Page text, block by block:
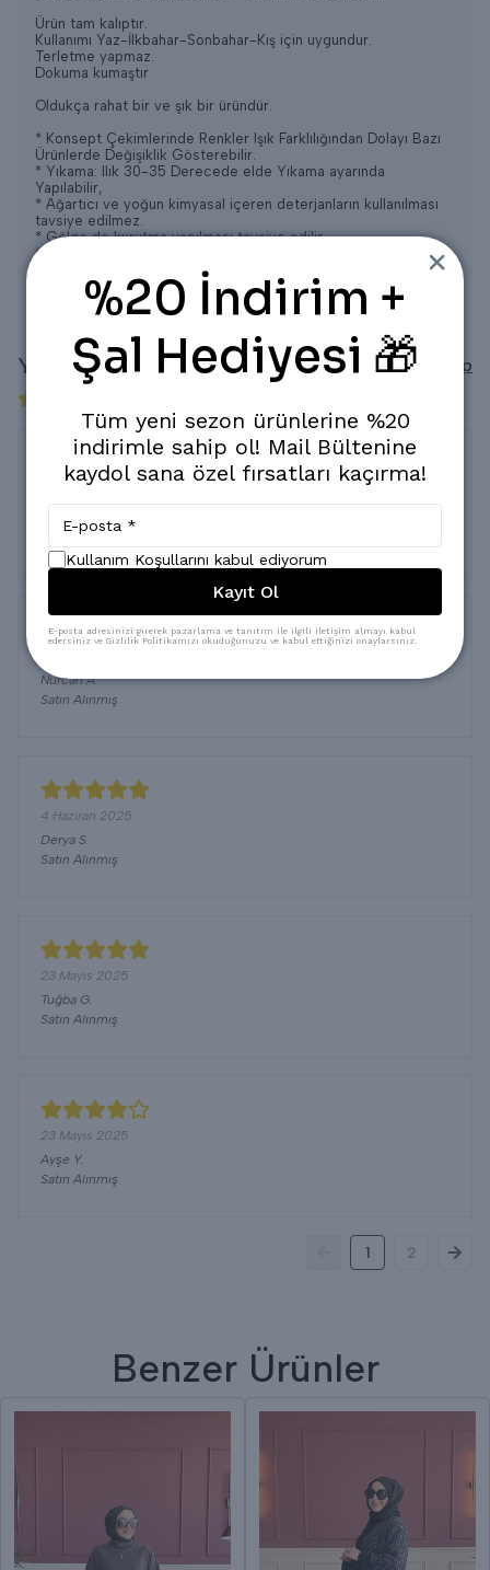
Ürün tam kalıptır.
Kullanımı Yaz-İlkbahar-Sonbahar-Kış için uygundur.
Terletme yapmaz.
Dokuma kumaştır
Oldukça rahat bir ve şık bir üründür.
* Konsept Çekimlerinde Renkler Işık Farklılığından Dolayı Bazı
Ürünlerde Değişiklik Gösterebilir.
* Yıkama: Ilık 30-35 Derecede elde Yıkama ayarında
Yapılabilir,
* Ağartıcı ve yoğun kimyasal içeren deterjanların kullanılması
tavsiye edilmez.
* Gölge de kurutma yapılması tavsiye edilir.
* Kuru Temizlemeye verilebilir.
Yorumlar Yorum Yap
Bedeni iyi gelmezse iade edebiliyor muyuz acaba
Nurcan A.
Satın Alınmış
4 Haziran 2025
Derya S.
Satın Alınmış
23 Mayıs 2025
Tuğba G.
Satın Alınmış
23 Mayıs 2025
Ayşe Y.
Satın Alınmış
1 2
Benzer Ürünler
%20 İndirim +
Şal Hediyesi 🎁
Tüm yeni sezon ürünlerine %20
indirimle sahip ol! Mail Bültenine
kaydol sana özel fırsatları kaçırma!
Kullanım Koşullarını kabul ediyorum
Kayıt Ol
E-posta adresinizi girerek pazarlama ve tanıtım ile ilgili iletişim almayı kabul
edersiniz ve Gizlilik Politikamızı okuduğunuzu ve kabul ettiğinizi onaylarsınız.